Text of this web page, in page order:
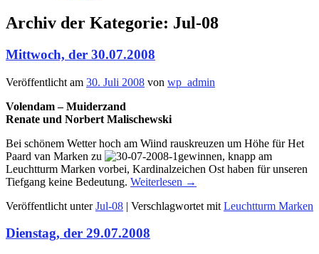
Archiv der Kategorie: Jul-08
Mittwoch, der 30.07.2008
Veröffentlicht am 30. Juli 2008 von wp_admin
Volendam – Muiderzand
Renate und Norbert Malischewski
Bei schönem Wetter hoch am Wiind rauskreuzen um Höhe für Het
Paard van Marken zu
gewinnen, knapp am
Leuchtturm Marken vorbei, Kardinalzeichen Ost haben für unseren
Tiefgang keine Bedeutung. Weiterlesen →
Veröffentlicht unter Jul-08 | Verschlagwortet mit Leuchtturm Marken
Dienstag, der 29.07.2008